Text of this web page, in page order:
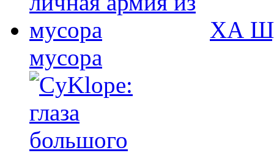
ХА
мусора